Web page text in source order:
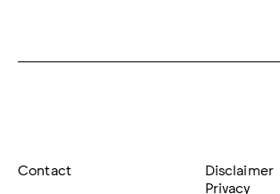
Contact
Disclaimer
Privacy